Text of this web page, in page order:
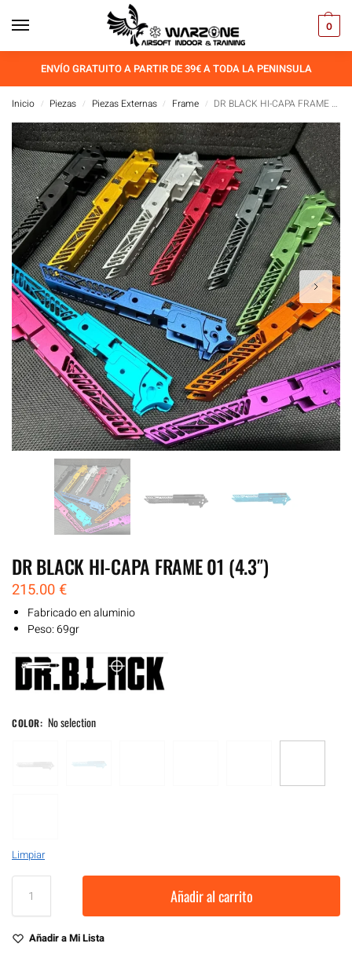
0
ENVÍO GRATUITO A PARTIR DE 39€ A TODA LA PENINSULA
Inicio / Piezas / Piezas Externas / Frame / DR BLACK HI-CAPA FRAME 01 (4.3″)
DR BLACK HI-CAPA FRAME 01 (4.3″)
215.00€
Fabricado en aluminio
Peso: 69gr
COLOR: No selection
Limpiar
Añadir al carrito
Añadir a Mi Lista